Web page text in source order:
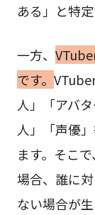
ある」と特定
一方、
です。
人」「アバ
人」「声優
ます。そこ
場合、誰に
ない場合が